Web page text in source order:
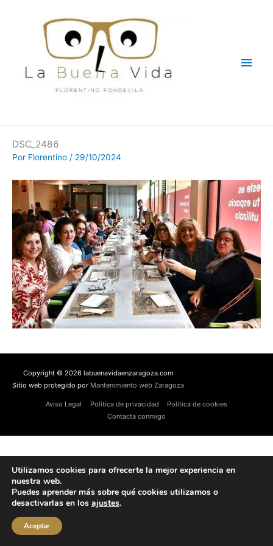
DSC_2486
Por Florentino / 29/10/2024
Copyright © 2026 labuenavidaenzaragoza.com
Sitio web protegido por Mantenimiento web Zaragoza
Aviso Legal Política de privacidad
Política de cookies
Contacta conmigo
Utilizamos cookies para ofrecerte la mejor experiencia en
nuestra web.
Puedes aprender más sobre qué cookies utilizamos o
desactivarlas en los ajustes.
Aceptar